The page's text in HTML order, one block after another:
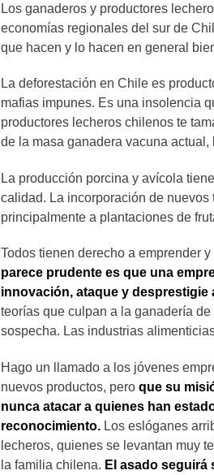
Los ganaderos y productores
economías regionales del sur de
que hacen y lo hacen en general
La deforestación en Chile es
mafias impunes. Es una insolencia
productores lecheros chilenos te
de la masa ganadera vacuna
La producción porcina y avícola
calidad. La incorporación de
principalmente a plantaciones de
Todos tienen derecho a emprender
parece prudente es que una
innovación, ataque y
teorías que culpan a la ganadería
sospecha. Las industrias
Hago un llamado a los jóvenes
nuevos productos, pero que su
nunca atacar a quienes han
reconocimiento. Los eslóganes
lecheros, quienes se levantan muy
la familia chilena. El asado seguirá